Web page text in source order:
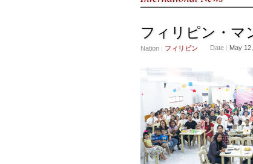
フィリピン・マ
Nation | フィリピン Date | May